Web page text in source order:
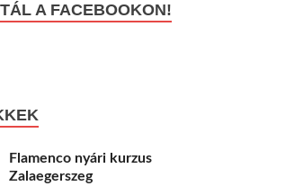
A FACEBOOKON!
Flamenco nyári kurzus
Zalaegerszeg